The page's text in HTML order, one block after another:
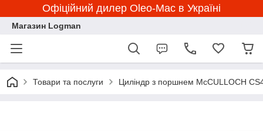
Офіційний дилер Oleo-Mac в Україні
Магазин Logman
Товари та послуги Циліндр з поршнем McCULLOCH